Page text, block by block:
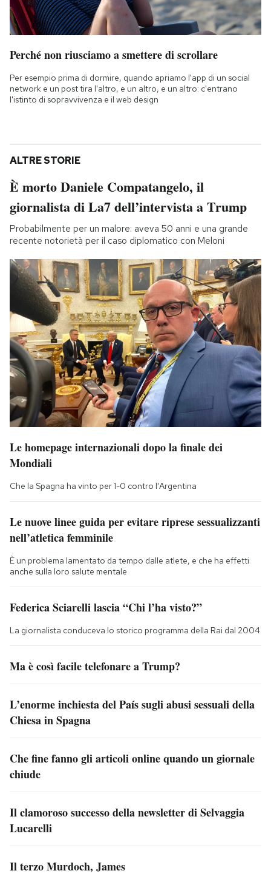
Perché non riusciamo a smettere di scrollare
Per esempio prima di dormire, quando apriamo l'app di un social
network e un post tira l'altro, e un altro, e un altro: c'entrano
l'istinto di sopravvivenza e il web design
ALTRE STORIE
È morto Daniele Compatangelo, il
giornalista di La7 dell’intervista a Trump
Probabilmente per un malore: aveva 50 anni e una grande
recente notorietà per il caso diplomatico con Meloni
Le homepage internazionali dopo la finale dei
Mondiali
Che la Spagna ha vinto per 1-0 contro l'Argentina
Le nuove linee guida per evitare riprese sessualizzanti
nell’atletica femminile
È un problema lamentato da tempo dalle atlete, e che ha effetti
anche sulla loro salute mentale
Federica Sciarelli lascia “Chi l’ha visto?”
La giornalista conduceva lo storico programma della Rai dal 2004
Ma è così facile telefonare a Trump?
L’enorme inchiesta del País sugli abusi sessuali della
Chiesa in Spagna
Che fine fanno gli articoli online quando un giornale
chiude
Il clamoroso successo della newsletter di Selvaggia
Lucarelli
Il terzo Murdoch, James